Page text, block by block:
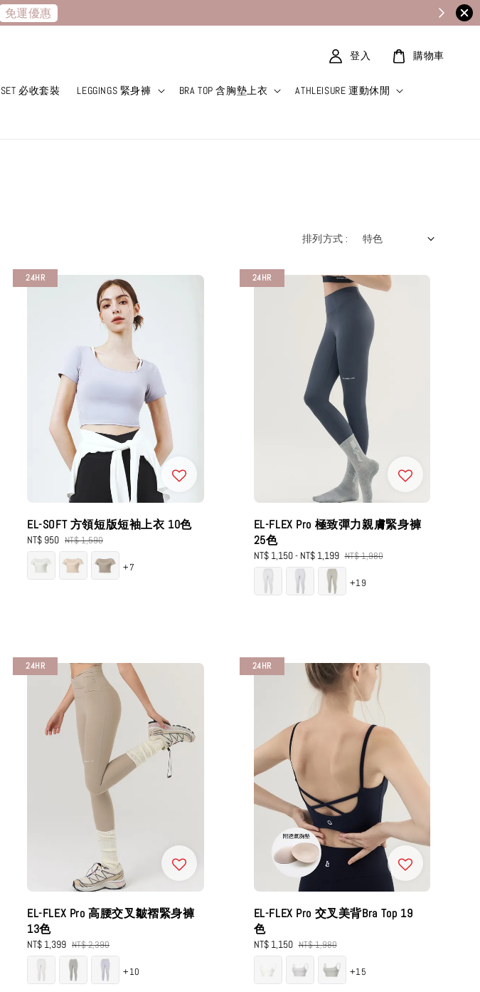
免運優惠
SET 必收套裝 LEGGINGS 緊身褲 BRA TOP 含胸墊上衣 ATHLEISURE 運動休閒
登入 購物車
排列方式 :
24HR
EL-SOFT 方領短版短袖上衣 10色
Sale
price
NT$ 950 Regular
price
NT$ 1,590
+7
24HR
EL-FLEX Pro 極致彈力親膚緊身褲
25色
Sale
price
NT$ 1,150- NT$ 1,199 Regular
price
NT$ 1,980
+19
24HR
EL-FLEX Pro 高腰交叉皺褶緊身褲
13色
Sale
price
NT$ 1,399 Regular
price
NT$ 2,390
+10
24HR
EL-FLEX Pro 交叉美背Bra Top 19
色
Sale
price
NT$ 1,150 Regular
price
NT$ 1,980
+15